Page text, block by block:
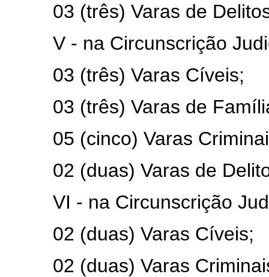
03 (três) Varas de
V - na Circunscrição
03 (três) Varas Cíveis;
03 (três) Varas de
05 (cinco) Varas
02 (duas) Varas de
VI - na Circunscrição
02 (duas) Varas Cíveis;
02 (duas) Varas